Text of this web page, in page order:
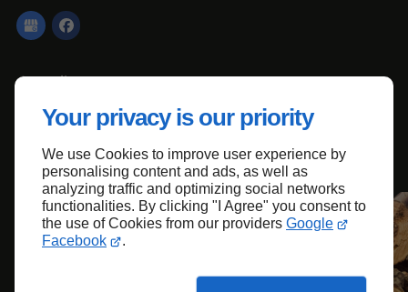
Your privacy is our priority
We use Cookies to improve user experience by
personalising content and ads, as well as
analyzing traffic and optimizing social networks
functionalities. By clicking "I Agree" you consent to
the use of Cookies from our providers Google
Facebook
.
Accueil
Contactez-nous
Mentions légales
Plan du site
Haut de page